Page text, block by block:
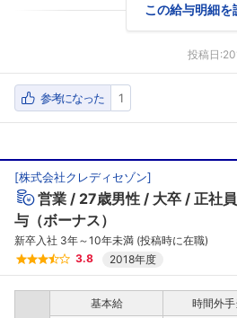
この給与明細を
投稿日:
参考になった 1
[株式会社クレディセゾン]
営業 27歳男性 大卒 正社員
与（ボーナス）
新卒入社 3年～10年未満 (投稿時に在職)
3.8
2018年度
基本給 時間外手